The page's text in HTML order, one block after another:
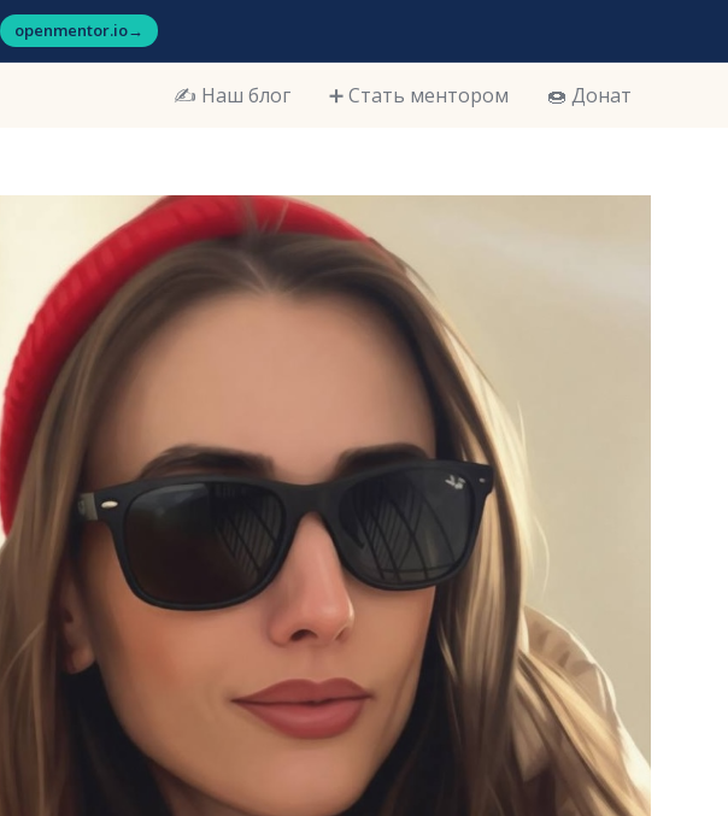
openmentor.io→
✍️ Наш блог ➕ Стать ментором 🍩 Донат